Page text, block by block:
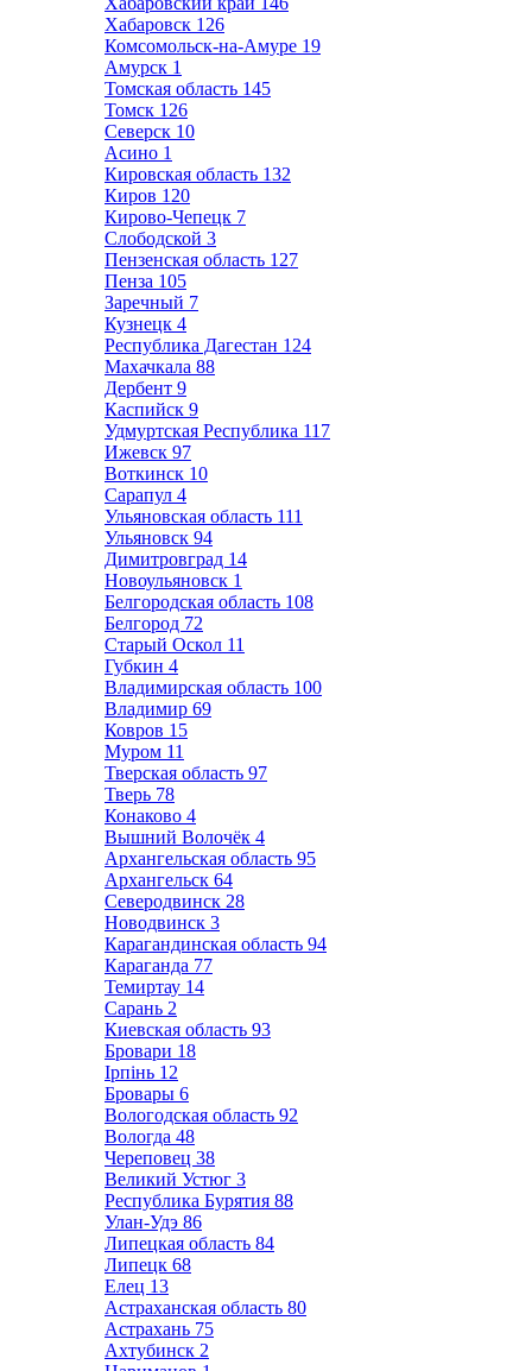
Хабаровск 126
Комсомольск-на-Амуре 19
Амурск 1
Томская область 145
Томск 126
Северск 10
Асино 1
Кировская область 132
Киров 120
Кирово-Чепецк 7
Слободской 3
Пензенская область 127
Пенза 105
Заречный 7
Кузнецк 4
Республика Дагестан 124
Махачкала 88
Дербент 9
Каспийск 9
Удмуртская Республика 117
Ижевск 97
Воткинск 10
Сарапул 4
Ульяновская область 111
Ульяновск 94
Димитровград 14
Новоульяновск 1
Белгородская область 108
Белгород 72
Старый Оскол 11
Губкин 4
Владимирская область 100
Владимир 69
Ковров 15
Муром 11
Тверская область 97
Тверь 78
Конаково 4
Вышний Волочёк 4
Архангельская область 95
Архангельск 64
Северодвинск 28
Новодвинск 3
Карагандинская область 94
Караганда 77
Темиртау 14
Сарань 2
Киевская область 93
Бровари 18
Ірпінь 12
Бровары 6
Вологодская область 92
Вологда 48
Череповец 38
Великий Устюг 3
Республика Бурятия 88
Улан-Удэ 86
Липецкая область 84
Липецк 68
Елец 13
Астраханская область 80
Астрахань 75
Ахтубинск 2